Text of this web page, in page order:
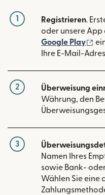
1 Registrieren.
oder unsere App
Google Play
Ihre E-Mail-
2 Überweisung
Währung, den
3
Namen Ihres
sowie Bank-
Wählen Sie eine